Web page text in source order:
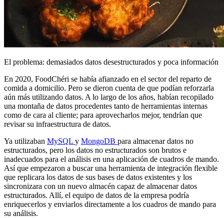
El problema: demasiados datos desestructurados y poca información
En 2020, FoodChéri se había afianzado en el sector del reparto de
comida a domicilio. Pero se dieron cuenta de que podían reforzarla
aún más utilizando datos. A lo largo de los años, habían recopilado
una montaña de datos procedentes tanto de herramientas internas
como de cara al cliente; para aprovecharlos mejor, tendrían que
revisar su infraestructura de datos.
Ya utilizaban MySQL y MongoDB para almacenar datos no
estructurados, pero los datos no estructurados son brutos e
inadecuados para el análisis en una aplicación de cuadros de mando.
Así que empezaron a buscar una herramienta de integración flexible
que replicara los datos de sus bases de datos existentes y los
sincronizara con un nuevo almacén capaz de almacenar datos
estructurados. Allí, el equipo de datos de la empresa podría
enriquecerlos y enviarlos directamente a los cuadros de mando para
su análisis.